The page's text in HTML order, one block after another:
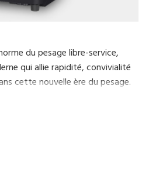
du pesage libre-service,
qui allie rapidité, convivialité
cette nouvelle ère du pesage.
veulent utiliser des
la quantité dont ils ont
usage unique. SM-6000 SSP est
à utiliser qui soutient le mode